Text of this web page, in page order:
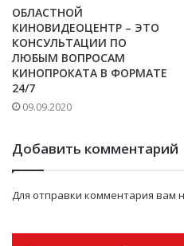
ОБЛАСТНОЙ
КИНОВИДЕОЦЕНТР – ЭТО
КОНСУЛЬТАЦИИ ПО
ЛЮБЫМ ВОПРОСАМ
КИНОПРОКАТА В ФОРМАТЕ
24/7
09.09.2020
Добавить комментарий
Для отправки комментария вам